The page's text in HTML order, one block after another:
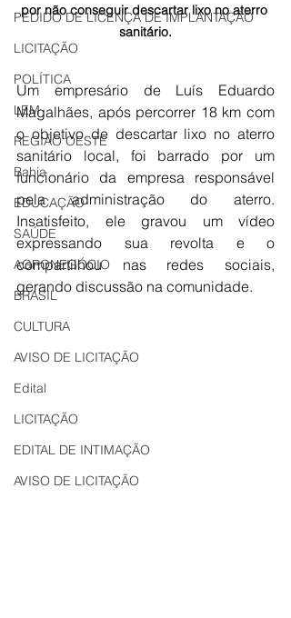
PEDIDO DE LICENÇA DE IMPLANTAÇÃO
LICITAÇÃO
POLÍTICA
LEM
REGIÃO OESTE
Bahia
EDUCAÇÃO
SAÚDE
AGRONEGÓCIO
BRASIL
CULTURA
AVISO DE LICITAÇÃO
Edital
LICITAÇÃO
EDITAL DE INTIMAÇÃO
AVISO DE LICITAÇÃO
por não conseguir descartar lixo no aterro
sanitário.
Um empresário de Luís Eduardo
Magalhães, após percorrer 18 km com
o objetivo de descartar lixo no aterro
sanitário local, foi barrado por um
funcionário da empresa responsável
pela administração do aterro.
Insatisfeito, ele gravou um vídeo
expressando sua revolta e o
compartilhou nas redes sociais,
gerando discussão na comunidade.